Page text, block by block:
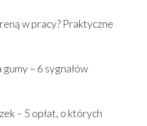
w pracy? Praktyczne
– 6 sygnałów
– 5 opłat, o których